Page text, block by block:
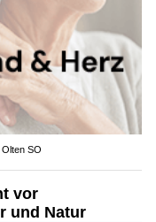
SO
vor
und Natur